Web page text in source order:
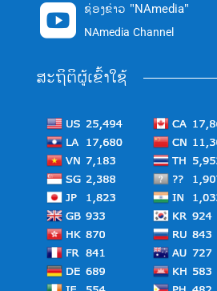
 ຊ່ອງຂ່າວ "NAmedia"
NAmedia Channel
ສະຖິຕິຜູ້ເຂົ້າໃຊ້